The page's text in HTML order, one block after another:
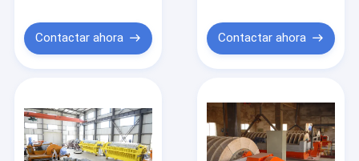
discos alta
Contactar ahora Contactar ahora